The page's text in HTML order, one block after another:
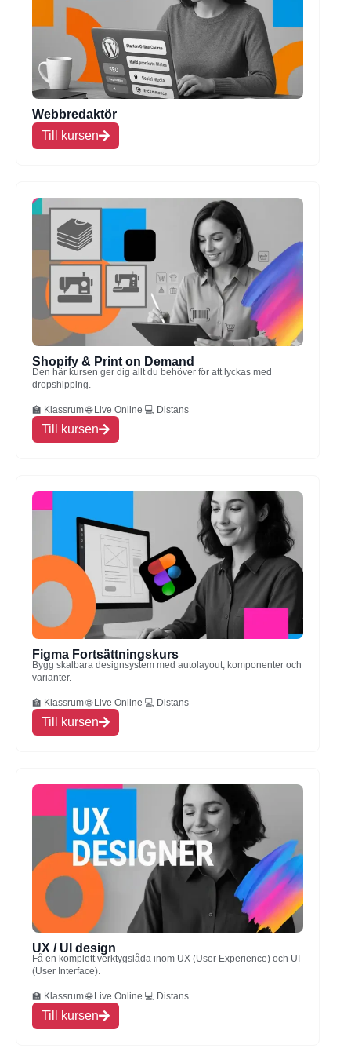
Webbredaktör
Till kursen
Shopify & Print on Demand
Den här kursen ger dig allt du behöver för att lyckas med
dropshipping.
🏫 Klassrum 🌐 Live Online 💻 Distans
Till kursen
Figma Fortsättningskurs
Bygg skalbara designsystem med autolayout, komponenter och
varianter.
🏫 Klassrum 🌐 Live Online 💻 Distans
Till kursen
UX / UI design
Få en komplett verktygslåda inom UX (User Experience) och UI
(User Interface).
🏫 Klassrum 🌐 Live Online 💻 Distans
Till kursen